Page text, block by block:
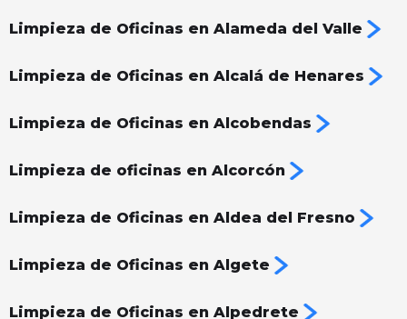
Limpieza de Oficinas en Alameda del Valle
Limpieza de Oficinas en Alcalá de Henares
Limpieza de Oficinas en Alcobendas
Limpieza de oficinas en Alcorcón
Limpieza de Oficinas en Aldea del Fresno
Limpieza de Oficinas en Algete
Limpieza de Oficinas en Alpedrete